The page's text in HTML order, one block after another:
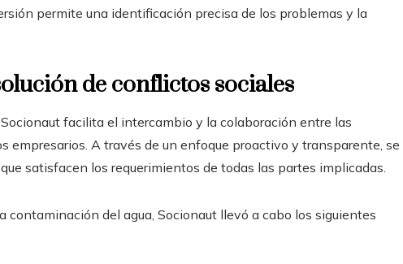
permite una identificación precisa de los problemas y la
de conflictos sociales
facilita el intercambio y la colaboración entre las
empresarios. A través de un enfoque proactivo y transparente, se
satisfacen los requerimientos de todas las partes implicadas.
contaminación del agua, Socionaut llevó a cabo los siguientes